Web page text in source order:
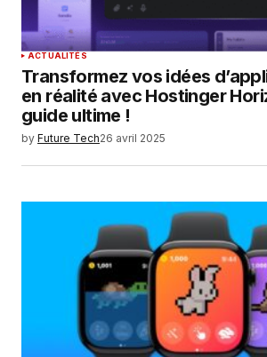
ACTUALITÉS
Transformez vos idées
en réalité avec Hostinger
guide ultime !
by Future Tech26 avril 2025